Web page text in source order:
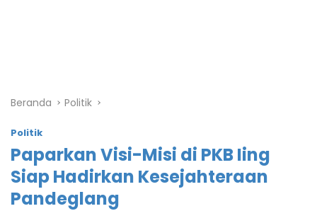
Beranda Politik
Politik
Paparkan Visi-Misi di PKB Iing
Siap Hadirkan Kesejahteraan
Pandeglang